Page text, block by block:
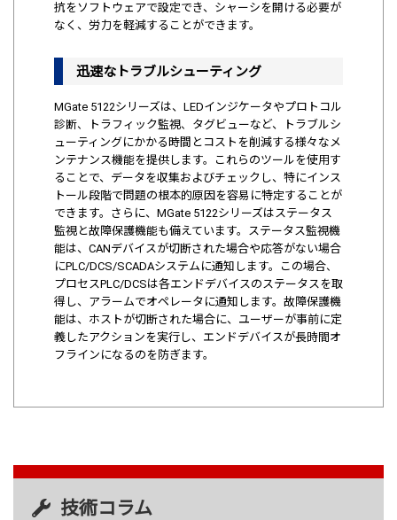
抗をソフトウェアで設定でき、シャーシを開ける必要が
なく、労力を軽減することができます。
迅速なトラブルシューティング
MGate 5122シリーズは、LEDインジケータやプロトコル
診断、トラフィック監視、タグビューなど、トラブルシ
ューティングにかかる時間とコストを削減する様々なメ
ンテナンス機能を提供します。これらのツールを使用す
ることで、データを収集およびチェックし、特にインス
トール段階で問題の根本的原因を容易に特定することが
できます。さらに、MGate 5122シリーズはステータス
監視と故障保護機能も備えています。ステータス監視機
能は、CANデバイスが切断された場合や応答がない場合
にPLC/DCS/SCADAシステムに通知します。この場合、
プロセスPLC/DCSは各エンドデバイスのステータスを取
得し、アラームでオペレータに通知します。故障保護機
能は、ホストが切断された場合に、ユーザーが事前に定
義したアクションを実行し、エンドデバイスが長時間オ
フラインになるのを防ぎます。
技術コラム